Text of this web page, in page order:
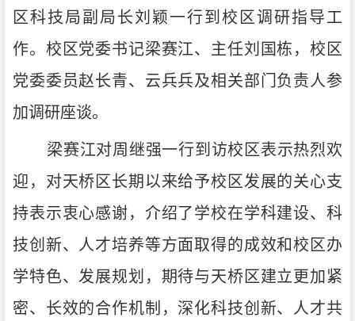
区科技局副局长刘颖一行到校区调研指导工
作。校区党委书记梁赛江、主任刘国栋，校区
党委委员赵长青、云兵兵及相关部门负责人参
加调研座谈。
梁赛江对周继强一行到访校区表示热烈欢
迎，对天桥区长期以来给予校区发展的关心支
持表示衷心感谢，介绍了学校在学科建设、科
技创新、人才培养等方面取得的成效和校区办
学特色、发展规划，期待与天桥区建立更加紧
密、长效的合作机制，深化科技创新、人才共